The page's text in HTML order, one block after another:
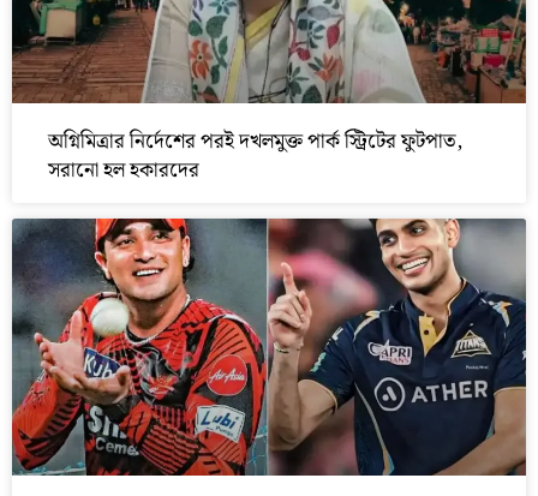
অগ্নিমিত্রার নির্দেশের পরই দখলমুক্ত পার্ক স্ট্রিটের ফুটপাত,
সরানো হল হকারদের